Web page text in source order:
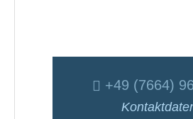
+49 (7664)